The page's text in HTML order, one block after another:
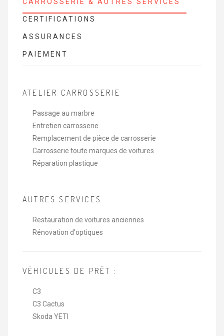
CERTIFICATIONS
ASSURANCES
PAIEMENT
ATELIER CARROSSERIE
Passage au marbre
Entretien carrosserie
Remplacement de pièce de carrosserie
Carrosserie toute marques de voitures
Réparation plastique
AUTRES SERVICES
Restauration de voitures anciennes
Rénovation d'optiques
VÉHICULES DE PRÊT :
C3
C3 Cactus
Skoda YETI